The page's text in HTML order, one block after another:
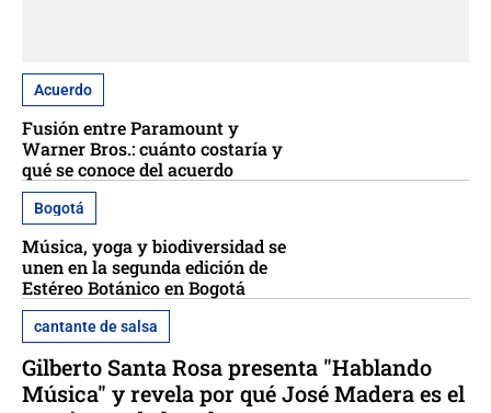
Acuerdo
Fusión entre Paramount y
Warner Bros.: cuánto costaría y
qué se conoce del acuerdo
Bogotá
Música, yoga y biodiversidad se
unen en la segunda edición de
Estéreo Botánico en Bogotá
cantante de salsa
Gilberto Santa Rosa presenta "Hablando
Música" y revela por qué José Madera es el